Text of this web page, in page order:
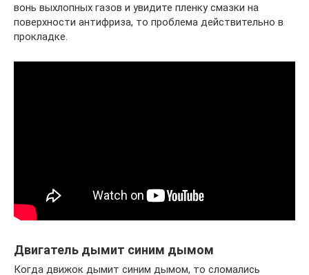
вонь выхлопных газов и увидите пленку смазки на
поверхности антифриза, то проблема действительно в
прокладке.
Двигатель дымит синим дымом
Когда движок дымит синим дымом, то сломались